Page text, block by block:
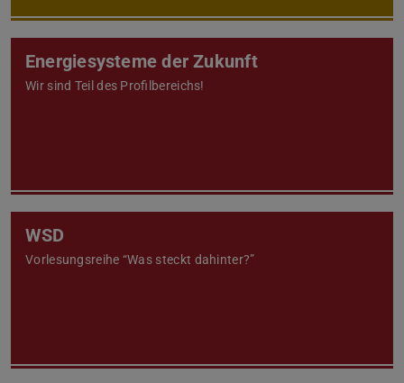
Energiesysteme der Zukunft
Wir sind Teil des Profilbereichs!
WSD
Vorlesungsreihe “Was steckt dahinter?”